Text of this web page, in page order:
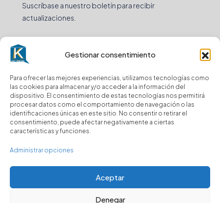
Gestionar consentimiento
Para ofrecer las mejores experiencias, utilizamos tecnologías como
las cookies para almacenar y/o acceder a la información del
dispositivo. El consentimiento de estas tecnologías nos permitirá
procesar datos como el comportamiento de navegación o las
identificaciones únicas en este sitio. No consentir o retirar el
consentimiento, puede afectar negativamente a ciertas
características y funciones.
Administrar opciones
Aceptar
Denegar
Suscríbase a nuestro boletín para recibir
actualizaciones.
© Kasa y Hablamos - Todos los derechos reservados